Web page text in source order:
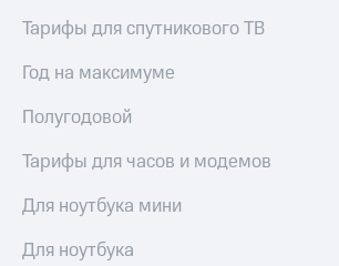
Тарифы для спутникового ТВ
Год на максимуме
Полугодовой
Тарифы для часов и модемов
Для ноутбука мини
Для ноутбука